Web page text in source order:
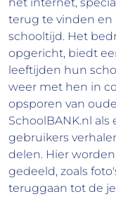
het internet,
terug te vinden en
schooltijd. Het
opgericht, biedt
leeftijden hun
weer met hen in
opsporen van
SchoolBANK.nl
gebruikers
delen. Hier
gedeeld, zoals
teruggaan tot de